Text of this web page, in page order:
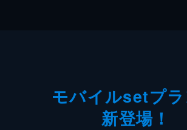
モバイルsetプ
新登場！